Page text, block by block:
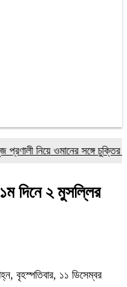
নিয়ে ওমানের সঙ্গে চুক্তির
দিনে ২ মুসল্লির
বৃহস্পতিবার, ১১ ডিসেম্বর